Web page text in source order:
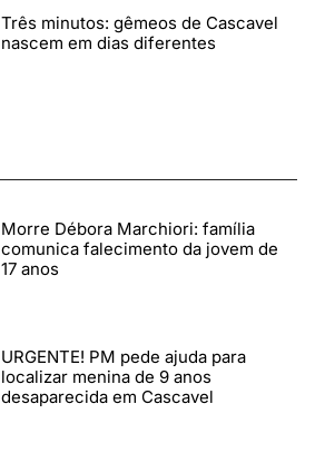
Três minutos: gêmeos de Cascavel
nascem em dias diferentes
Morre Débora Marchiori: família
comunica falecimento da jovem de
17 anos
URGENTE! PM pede ajuda para
localizar menina de 9 anos
desaparecida em Cascavel